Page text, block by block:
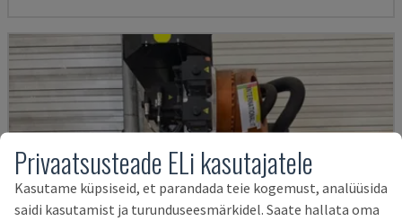
Privaatsusteade ELi kasutajatele
Kasutame küpsiseid, et parandada teie kogemust, analüüsida
saidi kasutamist ja turunduseesmärkidel. Saate hallata oma